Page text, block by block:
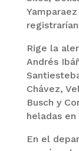
Rige la
Andrés
Chávez,
Busch y
heladas
En el